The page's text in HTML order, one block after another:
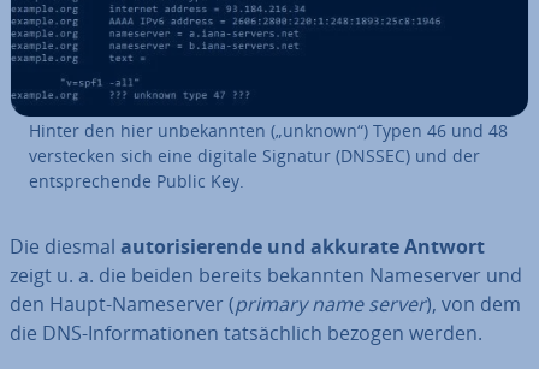
Hinter den hier un­be­kann­ten („unknown“) Typen 46 und 48
ver­ste­cken sich eine digitale Signatur (DNSSEC) und der
ent­spre­chen­de Public Key.
Die diesmal au­to­ri­sie­ren­de und akkurate Antwort
zeigt u. a. die beiden bereits bekannten Name­ser­ver und
den Haupt-Name­ser­ver (primary name server), von dem
die DNS-In­for­ma­tio­nen tat­säch­lich bezogen werden.